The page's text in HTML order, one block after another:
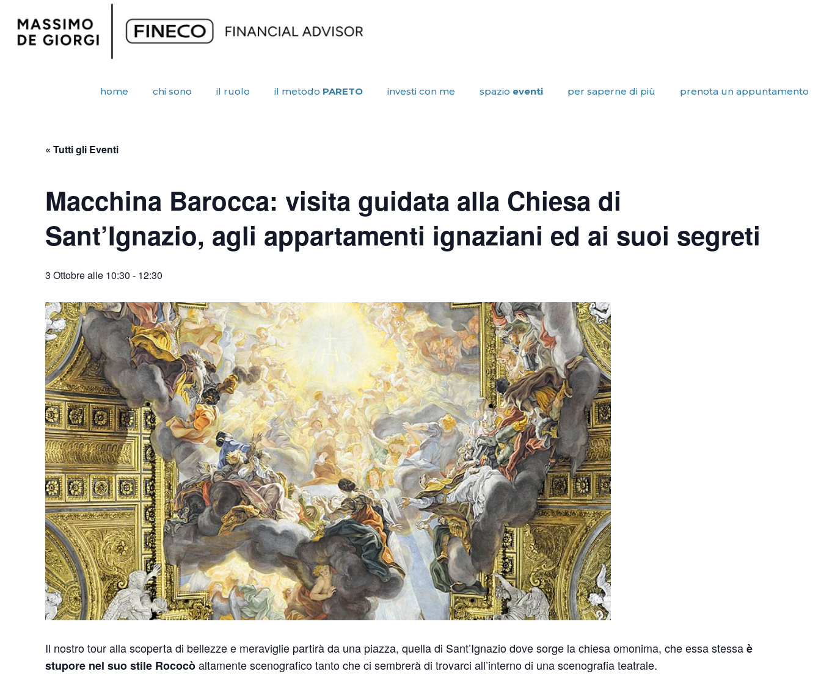
home chi sono il ruolo il metodo PARETO investi con me spazio eventi per saperne di più prenota un appuntamento
« Tutti gli Eventi
Macchina Barocca: visita guidata alla Chiesa di
Sant’Ignazio, agli appartamenti ignaziani ed ai suoi segreti
3 Ottobre alle 10:30 - 12:30
Il nostro tour alla scoperta di bellezze e meraviglie partirà da una piazza, quella di Sant’Ignazio dove sorge la chiesa omonima, che essa stessaè
stupore nel suo stile Rococòaltamente scenografico tanto che ci sembrerà di trovarci all’interno di una scenografia teatrale.